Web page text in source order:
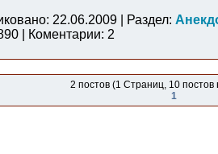
22.06.2009 | Раздел:
| Коментарии: 2
2 постов (1 Страниц, 10 постов
1